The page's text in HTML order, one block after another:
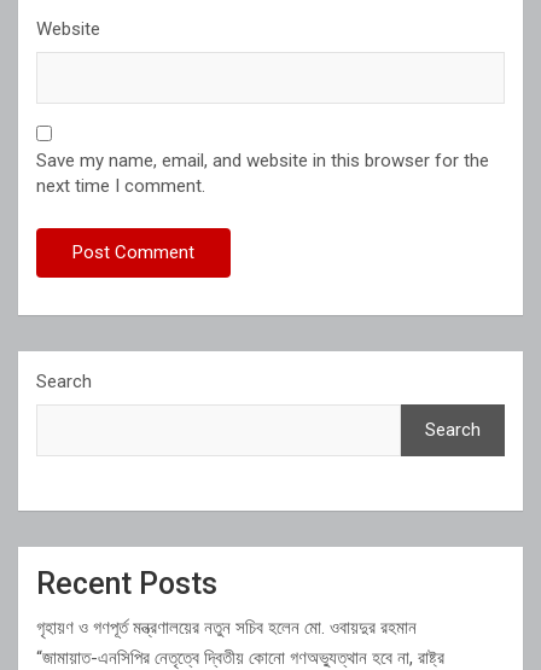
Website
Save my name, email, and website in this browser for the
next time I comment.
Search
Search
Recent Posts
গৃহায়ণ ও গণপূর্ত মন্ত্রণালয়ের নতুন সচিব হলেন মো. ওবায়দুর রহমান
“জামায়াত-এনসিপির নেতৃত্বে দ্বিতীয় কোনো গণঅভ্যুত্থান হবে না, রাষ্ট্র